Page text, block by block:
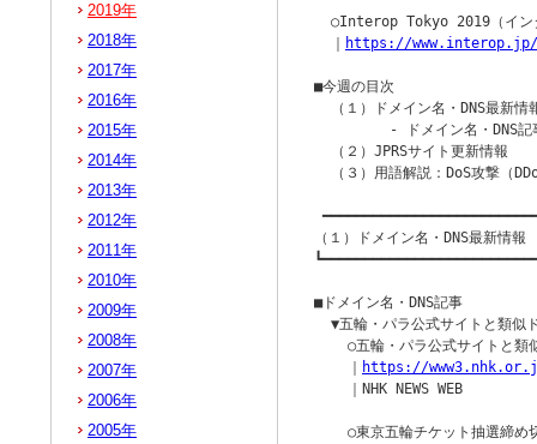
○Interop Tokyo 2019（イン
https://www.interop.jp/
■今週の目次
（１）ドメイン名・DNS最新情
- ドメイン名・DNS記
  （２）JPRSサイト更新情報
（３）用語解説：DoS攻撃（
（１）ドメイン名・DNS最新情報
■ドメイン名・DNS記事
▼五輪・パラ公式サイトと類似
○五輪・パラ公式サイトと類
https://
    ｜NHK NEWS WEB
○東京五輪チケット抽選締め
2019年
2018年
2017年
2016年
2015年
2014年
2013年
2012年
2011年
2010年
2009年
2008年
2007年
2006年
2005年